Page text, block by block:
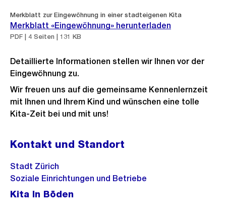
Merkblatt zur Eingewöhnung in einer stadteigenen Kita
Merkblatt «Eingewöhnung» herunterladen
PDF | 4 Seiten | 131 KB
Detaillierte Informationen stellen wir Ihnen vor der
Eingewöhnung zu.
Wir freuen uns auf die gemeinsame Kennenlernzeit
mit Ihnen und Ihrem Kind und wünschen eine tolle
Kita-Zeit bei und mit uns!
Kontakt und Standort
Stadt Zürich
Soziale Einrichtungen und Betriebe
Kita In Böden